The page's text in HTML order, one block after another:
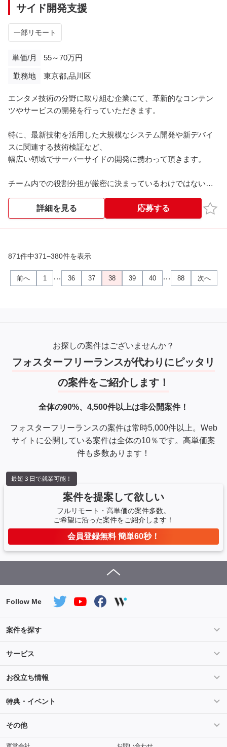
サイド開発支援
一部リモート
単価/月 55～70万円
勤務地 東京都,品川区
エンタメ技術の分野に取り組む企業にて、革新的なコンテン
ツやサービスの開発を行っていただきます。
特に、最新技術を活用した大規模なシステム開発や新デバイ
スに関連する技術検証など、
幅広い領域でサーバーサイドの開発に携わって頂きます。
チーム内での役割分担が厳密に決まっているわけではないた
CI/CDパイプラインの構築や業務効率化ツールの開発など、多
様な技術分野で貢献していただきます。
詳細を見る 応募する お気
871件中371−380件を表示
前へ 1 … 36 37 38 39 40 … 88 次へ
お探しの案件はございませんか？
フォスターフリーランスが代わりにピッタリ
の案件をご紹介します！
全体の90%、4,500件以上は非公開案件！
フォスターフリーランスの案件は常時5,000件以上。Web
サイトに公開している案件は全体の10％です。高単価案
件も多数あります！
案件を提案して欲しい
フルリモート・高単価の案件多数。
ご希望に沿った案件をご紹介します！
会員登録無料 簡単60秒！
最短３日で就業可能！
Follow Me
案件を探す
条件を指定して案件を探す
Salesforce案件特集 AWS案件特集
サービス
サービス紹介
ご登録から参画までの流れ フリーランスの声
お役立ち情報
ライフ
キャリア スキル・テクノロジー
特典・イベント
セミナー
その他
メディアパートナー 採用